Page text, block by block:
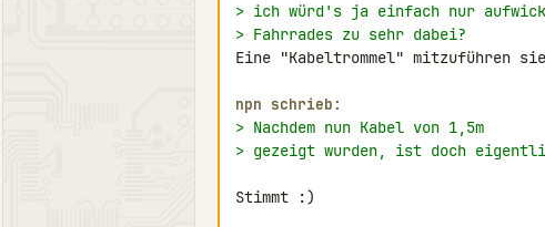
> ich würd's ja einfach nur
> Fahrrades zu sehr dabei?
Eine "Kabeltrommel" mitzuführen
npn schrieb:
> Nachdem nun Kabel von 1,5m
> gezeigt wurden, ist doch
Stimmt :)